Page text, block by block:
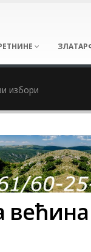
избори